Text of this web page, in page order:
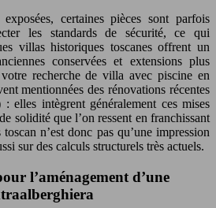
certaines pièces sont parfois
les standards de sécurité, ce qui
villas historiques toscanes offrent un
conservées et extensions plus
recherche de villa avec piscine en
mentionnées des rénovations récentes
elles intègrent généralement ces mises
solidité que l’on ressent en franchissant
n’est donc pas qu’une impression
sur des calculs structurels très actuels.
l’aménagement d’une